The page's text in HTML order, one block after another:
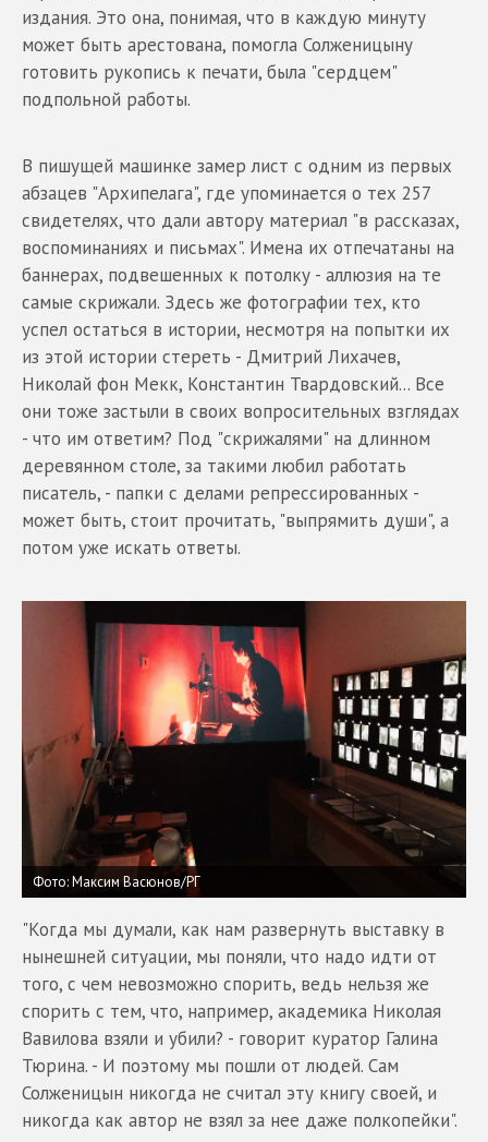
издания. Это она, понимая, что в каждую минуту
может быть арестована, помогла Солженицыну
готовить рукопись к печати, была "сердцем"
подпольной работы.
В пишущей машинке замер лист с одним из первых
абзацев "Архипелага", где упоминается о тех 257
свидетелях, что дали автору материал "в рассказах,
воспоминаниях и письмах". Имена их отпечатаны на
баннерах, подвешенных к потолку - аллюзия на те
самые скрижали. Здесь же фотографии тех, кто
успел остаться в истории, несмотря на попытки их
из этой истории стереть - Дмитрий Лихачев,
Николай фон Мекк, Константин Твардовский... Все
они тоже застыли в своих вопросительных взглядах
- что им ответим? Под "скрижалями" на длинном
деревянном столе, за такими любил работать
писатель, - папки с делами репрессированных -
может быть, стоит прочитать, "выпрямить души", а
потом уже искать ответы.
Фото: Максим Васюнов/РГ
"Когда мы думали, как нам развернуть выставку в
нынешней ситуации, мы поняли, что надо идти от
того, с чем невозможно спорить, ведь нельзя же
спорить с тем, что, например, академика Николая
Вавилова взяли и убили? - говорит куратор Галина
Тюрина. - И поэтому мы пошли от людей. Сам
Солженицын никогда не считал эту книгу своей, и
никогда как автор не взял за нее даже полкопейки".